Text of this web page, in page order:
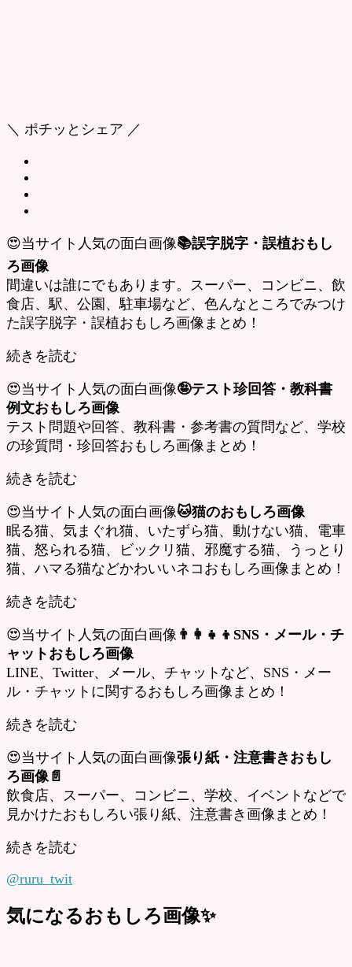
＼ ポチッとシェア ／
😍当サイト人気の面白画像📚誤字脱字・誤植おもし
ろ画像
間違いは誰にでもあります。スーパー、コンビニ、飲
食店、駅、公園、駐車場など、色んなところでみつけ
た誤字脱字・誤植おもしろ画像まとめ！
続きを読む
😍当サイト人気の面白画像🤪テスト珍回答・教科書
例文おもしろ画像
テスト問題や回答、教科書・参考書の質問など、学校
の珍質問・珍回答おもしろ画像まとめ！
続きを読む
😍当サイト人気の面白画像🐱猫のおもしろ画像
眠る猫、気まぐれ猫、いたずら猫、動けない猫、電車
猫、怒られる猫、ビックリ猫、邪魔する猫、うっとり
猫、ハマる猫などかわいいネコおもしろ画像まとめ！
続きを読む
😍当サイト人気の面白画像 👨‍👩‍👧‍👦SNS・メール・チ
ャットおもしろ画像
LINE、Twitter、メール、チャットなど、SNS・メー
ル・チャットに関するおもしろ画像まとめ！
続きを読む
😍当サイト人気の面白画像張り紙・注意書きおもし
ろ画像📄
飲食店、スーパー、コンビニ、学校、イベントなどで
見かけたおもしろい張り紙、注意書き画像まとめ！
続きを読む
@ruru_twit
気になるおもしろ画像✨